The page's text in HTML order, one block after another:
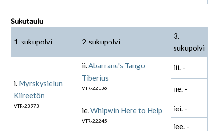
Sukutaulu
1. sukupolvi 2. sukupolvi
3.
sukupolvi
i. Myrskysielun
Kiireetön
VTR-23973
ii.Abarrane's Tango
Tiberius
VTR-22136
iii. -
iie. -
ie.Whipwin Here to Help
VTR-22245
iei. -
iee. -